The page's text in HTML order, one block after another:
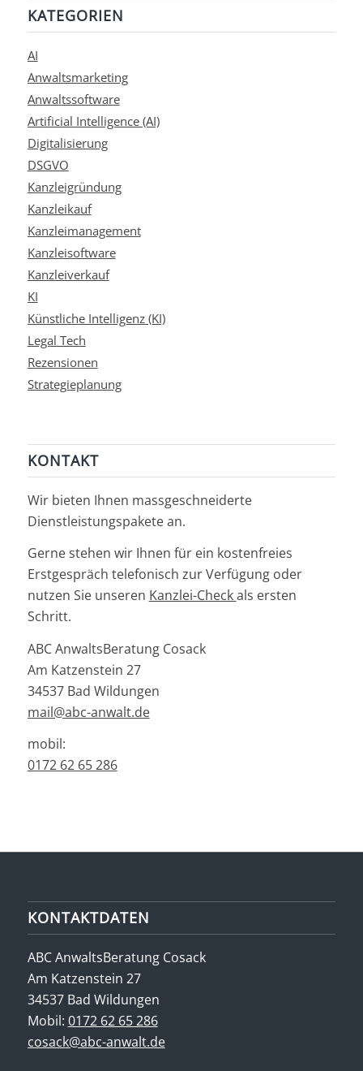
KATEGORIEN
AI
Anwaltsmarketing
Anwaltssoftware
Artificial Intelligence (AI)
Digitalisierung
DSGVO
Kanzleigründung
Kanzleikauf
Kanzleimanagement
Kanzleisoftware
Kanzleiverkauf
KI
Künstliche Intelligenz (KI)
Legal Tech
Rezensionen
Strategieplanung
KONTAKT
Wir bieten Ihnen massgeschneiderte
Dienstleistungspakete an.
Gerne stehen wir Ihnen für ein kostenfreies
Erstgespräch telefonisch zur Verfügung oder
nutzen Sie unseren Kanzlei-Checkals ersten
Schritt.
ABC AnwaltsBeratung Cosack
Am Katzenstein 27
34537 Bad Wildungen
mail@abc-anwalt.de
mobil:
0172 62 65 286
KONTAKTDATEN
ABC AnwaltsBeratung Cosack
Am Katzenstein 27
34537 Bad Wildungen
Mobil: 0172 62 65 286
cosack@abc-anwalt.de